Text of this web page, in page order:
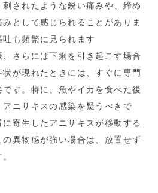
されたような鋭い痛みや、締め
として感じられることがありま
も頻繁に見られます
さらには下痢を引き起こす場合
が現れたときには、すぐに専門
す。特に、魚やイカを食べた後
ニサキスの感染を疑うべきで
寄生したアニサキスが移動する
異物感が強い場合は、放置せず